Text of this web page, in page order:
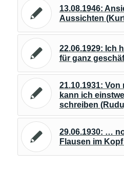
13.08.1946:
Aussichten
22.06.1929: Ich
für ganz
21.10.1931:
kann ich
schreiben
29.06.1930: …
Flausen im